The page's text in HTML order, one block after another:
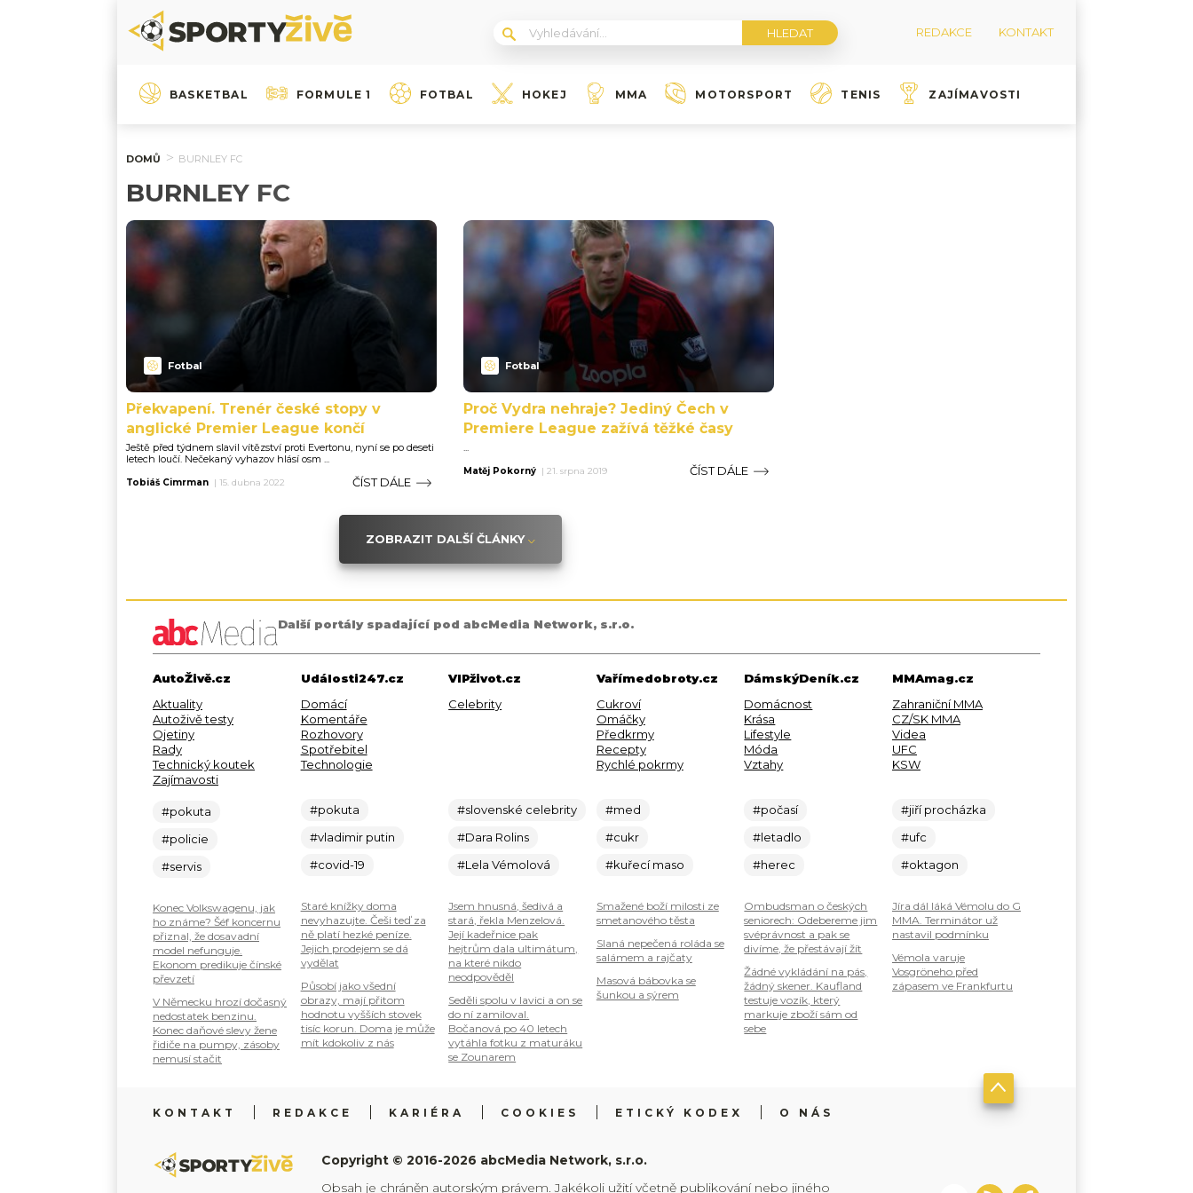
REDAKCE KONTAKT
BASKETBAL FORMULE 1 FOTBAL HOKEJ MMA MOTORSPORT TENIS ZAJÍMAVOSTI
DOMŮ BURNLEY FC
BURNLEY FC
Fotbal
Překvapení. Trenér české stopy v
anglické Premier League končí
Ještě před týdnem slavil vítězství proti Evertonu, nyní se po deseti
letech loučí. Nečekaný vyhazov hlásí osm ...
Tobiáš Cimrman | 15. dubna 2022 ČÍST DÁLE
Fotbal
Proč Vydra nehraje? Jediný Čech v
Premiere League zažívá těžké časy
...
Matěj Pokorný | 21. srpna 2019 ČÍST DÁLE
ZOBRAZIT DALŠÍ ČLÁNKY
Další portály spadající pod abcMedia Network, s.r.o.
AutoŽivě.cz
Aktuality
Autoživě testy
Ojetiny
Rady
Technický koutek
Zajímavosti
#pokuta
#policie
#servis
Konec Volkswagenu, jak
ho známe? Šéf koncernu
přiznal, že dosavadní
model nefunguje.
Ekonom predikuje čínské
převzetí
V Německu hrozí dočasný
nedostatek benzinu.
Konec daňové slevy žene
řidiče na pumpy, zásoby
nemusí stačit
Události247.cz
Domácí
Komentáře
Rozhovory
Spotřebitel
Technologie
#pokuta
#vladimir putin
#covid-19
Staré knížky doma
nevyhazujte. Češi teď za
ně platí hezké peníze.
Jejich prodejem se dá
vydělat
Působí jako všední
obrazy, mají přitom
hodnotu vyšších stovek
tisíc korun. Doma je může
mít kdokoliv z nás
VIPživot.cz
Celebrity
#slovenské celebrity
#Dara Rolins
#Lela Vémolová
Jsem hnusná, šedivá a
stará, řekla Menzelová.
Její kadeřnice pak
hejtrům dala ultimátum,
na které nikdo
neodpověděl
Seděli spolu v lavici a on se
do ní zamiloval.
Bočanová po 40 letech
vytáhla fotku z maturáku
se Zounarem
Vařímedobroty.cz
Cukroví
Omáčky
Předkrmy
Recepty
Rychlé pokrmy
#med
#cukr
#kuřecí maso
Smažené boží milosti ze
smetanového těsta
Slaná nepečená roláda se
salámem a rajčaty
Masová bábovka se
šunkou a sýrem
DámskýDeník.cz
Domácnost
Krása
Lifestyle
Móda
Vztahy
#počasí
#letadlo
#herec
Ombudsman o českých
seniorech: Odebereme jim
svéprávnost a pak se
divíme, že přestávají žít
Žádné vykládání na pás,
žádný skener. Kaufland
testuje vozík, který
markuje zboží sám od
sebe
MMAmag.cz
Zahraniční MMA
CZ/SK MMA
Videa
UFC
KSW
#jiří procházka
#ufc
#oktagon
Jíra dál láká Vémolu do G
MMA. Terminátor už
nastavil podmínku
Vémola varuje
Vosgröneho před
zápasem ve Frankfurtu
KONTAKT REDAKCE KARIÉRA COOKIES ETICKÝ KODEX O NÁS
Copyright © 2016-2026 abcMedia Network, s.r.o.
Obsah je chráněn autorským právem. Jakékoli užití včetně publikování nebo jiného